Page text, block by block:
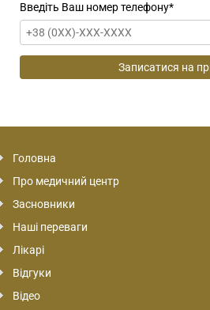
Введіть Ваш номер телефону*
Головна
Про медичний центр
Засновники
Наші переваги
Лікарі
Відгуки
Відео